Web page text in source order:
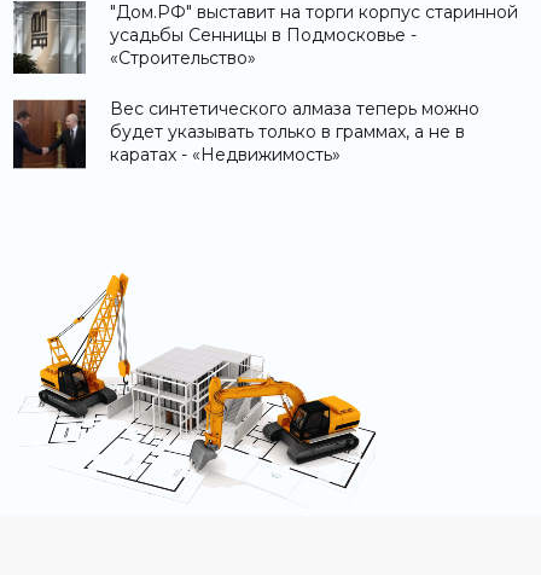
"Дом.РФ" выставит на торги корпус старинной
усадьбы Сенницы в Подмосковье -
«Строительство»
Вес синтетического алмаза теперь можно
будет указывать только в граммах, а не в
каратах - «Недвижимость»